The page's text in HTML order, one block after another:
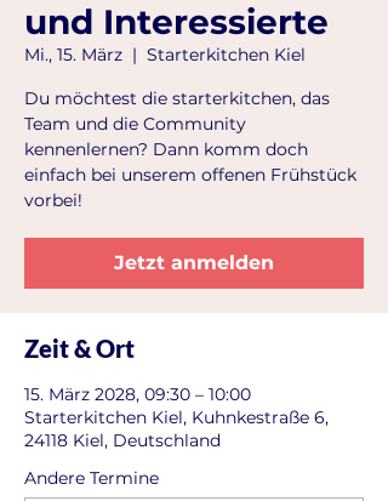
und Interessierte
Mi., 15. März
  |
Starterkitchen Kiel
Du möchtest die starterkitchen, das
Team und die Community
kennenlernen? Dann komm doch
einfach bei unserem offenen Frühstück
vorbei!
Jetzt anmelden
Zeit & Ort
15. März 2028, 09:30 – 10:00
Starterkitchen Kiel, Kuhnkestraße 6,
24118 Kiel, Deutschland
Andere Termine